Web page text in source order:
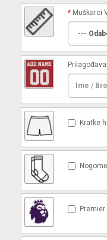
Muškarci
Kratke